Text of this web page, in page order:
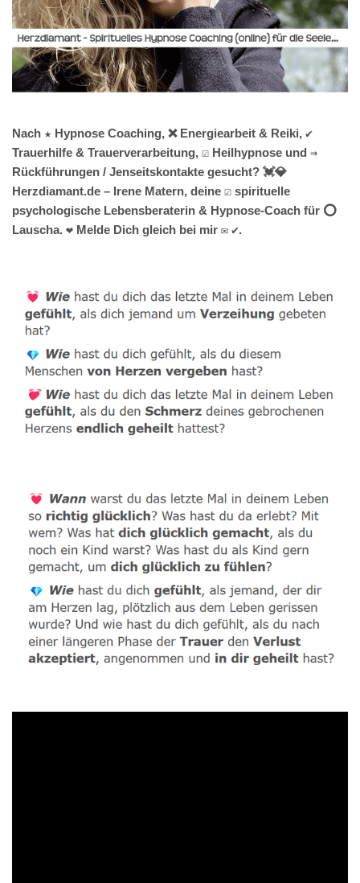
Nach ★ Hypnose Coaching, ❌ Energiearbeit & Reiki, ✔️
Trauerhilfe & Trauerverarbeitung, ☑️ Heilhypnose und ⇒
Rückführungen / Jenseitskontakte gesucht? 💓️💎
Herzdiamant.de – Irene Matern, deine ☑️ spirituelle
psychologische Lebensberaterin & Hypnose-Coach für ⭕
Lauscha. ❤ Melde Dich gleich bei mir ✉ ✔.